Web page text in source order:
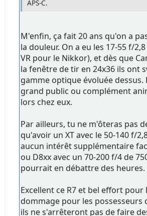
APS-C.
M'enfin, ça fait 20 ans qu'on a
la douleur. On a eu les 17-55 f/
VR pour le Nikkor), et dès que
la fenêtre de tir en 24x36 ils ont
gamme optique évoluée dessus.
grand public ou complément
lors chez eux.
Par ailleurs, tu ne m'ôteras pas
qu'avoir un XT avec le 50-140 f/
aucun intérêt supplémentaire
ou D8xx avec un 70-200 f/4 de
pourrait en débattre des heures.
Excellent ce R7 et bel effort pour
dommage pour les possesseurs
ils ne s'arrêteront pas de faire